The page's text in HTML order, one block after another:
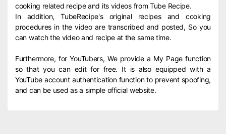
cooking related recipe and its videos from Tube Recipe.
In addition, TubeRecipe's original recipes and cooking
procedures in the video are transcribed and posted, So you
can watch the video and recipe at the same time.
Furthermore, for YouTubers, We provide a My Page function
so that you can edit for free. It is also equipped with a
YouTube account authentication function to prevent spoofing,
and can be used as a simple official website.